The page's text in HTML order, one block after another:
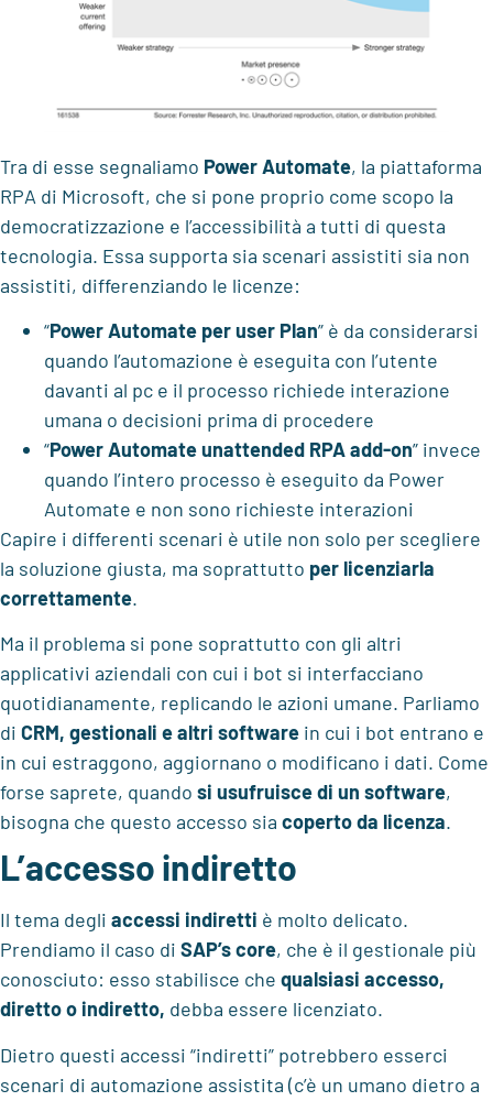
Tra di esse segnaliamo Power Automate, la piattaforma
RPA di Microsoft, che si pone proprio come scopo la
democratizzazione e l’accessibilità a tutti di questa
tecnologia. Essa supporta sia scenari assistiti sia non
assistiti, differenziando le licenze:
“Power Automate per user Plan” è da considerarsi
quando l’automazione è eseguita con l’utente
davanti al pc e il processo richiede interazione
umana o decisioni prima di procedere
“Power Automate unattended RPA add-on” invece
quando l’intero processo è eseguito da Power
Automate e non sono richieste interazioni
Capire i differenti scenari è utile non solo per scegliere
la soluzione giusta, ma soprattutto per licenziarla
correttamente.
Ma il problema si pone soprattutto con gli altri
applicativi aziendali con cui i bot si interfacciano
quotidianamente, replicando le azioni umane. Parliamo
di CRM, gestionali e altri software in cui i bot entrano e
in cui estraggono, aggiornano o modificano i dati. Come
forse saprete, quando si usufruisce di un software,
bisogna che questo accesso sia coperto da licenza.
L’accesso indiretto
Il tema degli accessi indiretti è molto delicato.
Prendiamo il caso di SAP’s core, che è il gestionale più
conosciuto: esso stabilisce che qualsiasi accesso,
diretto o indiretto, debba essere licenziato.
Dietro questi accessi “indiretti” potrebbero esserci
scenari di automazione assistita (c’è un umano dietro a